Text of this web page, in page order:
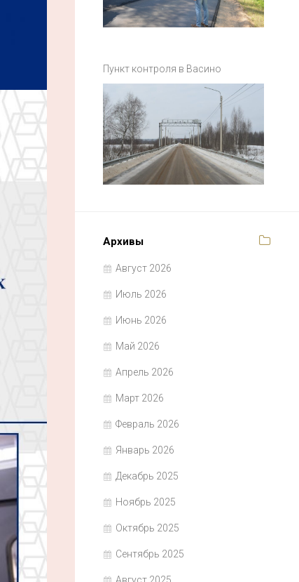
Пункт контроля в Васино
Архивы
Август 2026
Июль 2026
Июнь 2026
Май 2026
Апрель 2026
Март 2026
Февраль 2026
Январь 2026
Декабрь 2025
Ноябрь 2025
Октябрь 2025
Сентябрь 2025
Август 2025